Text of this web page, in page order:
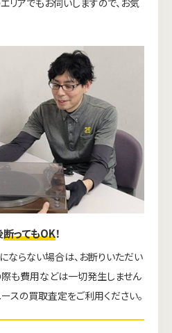
リアでもお伺いしますので、お気
断ってもOK！
ならない場合は、お断りいただい
際も費用などは一切発生しません
スの買取査定をご利用ください。